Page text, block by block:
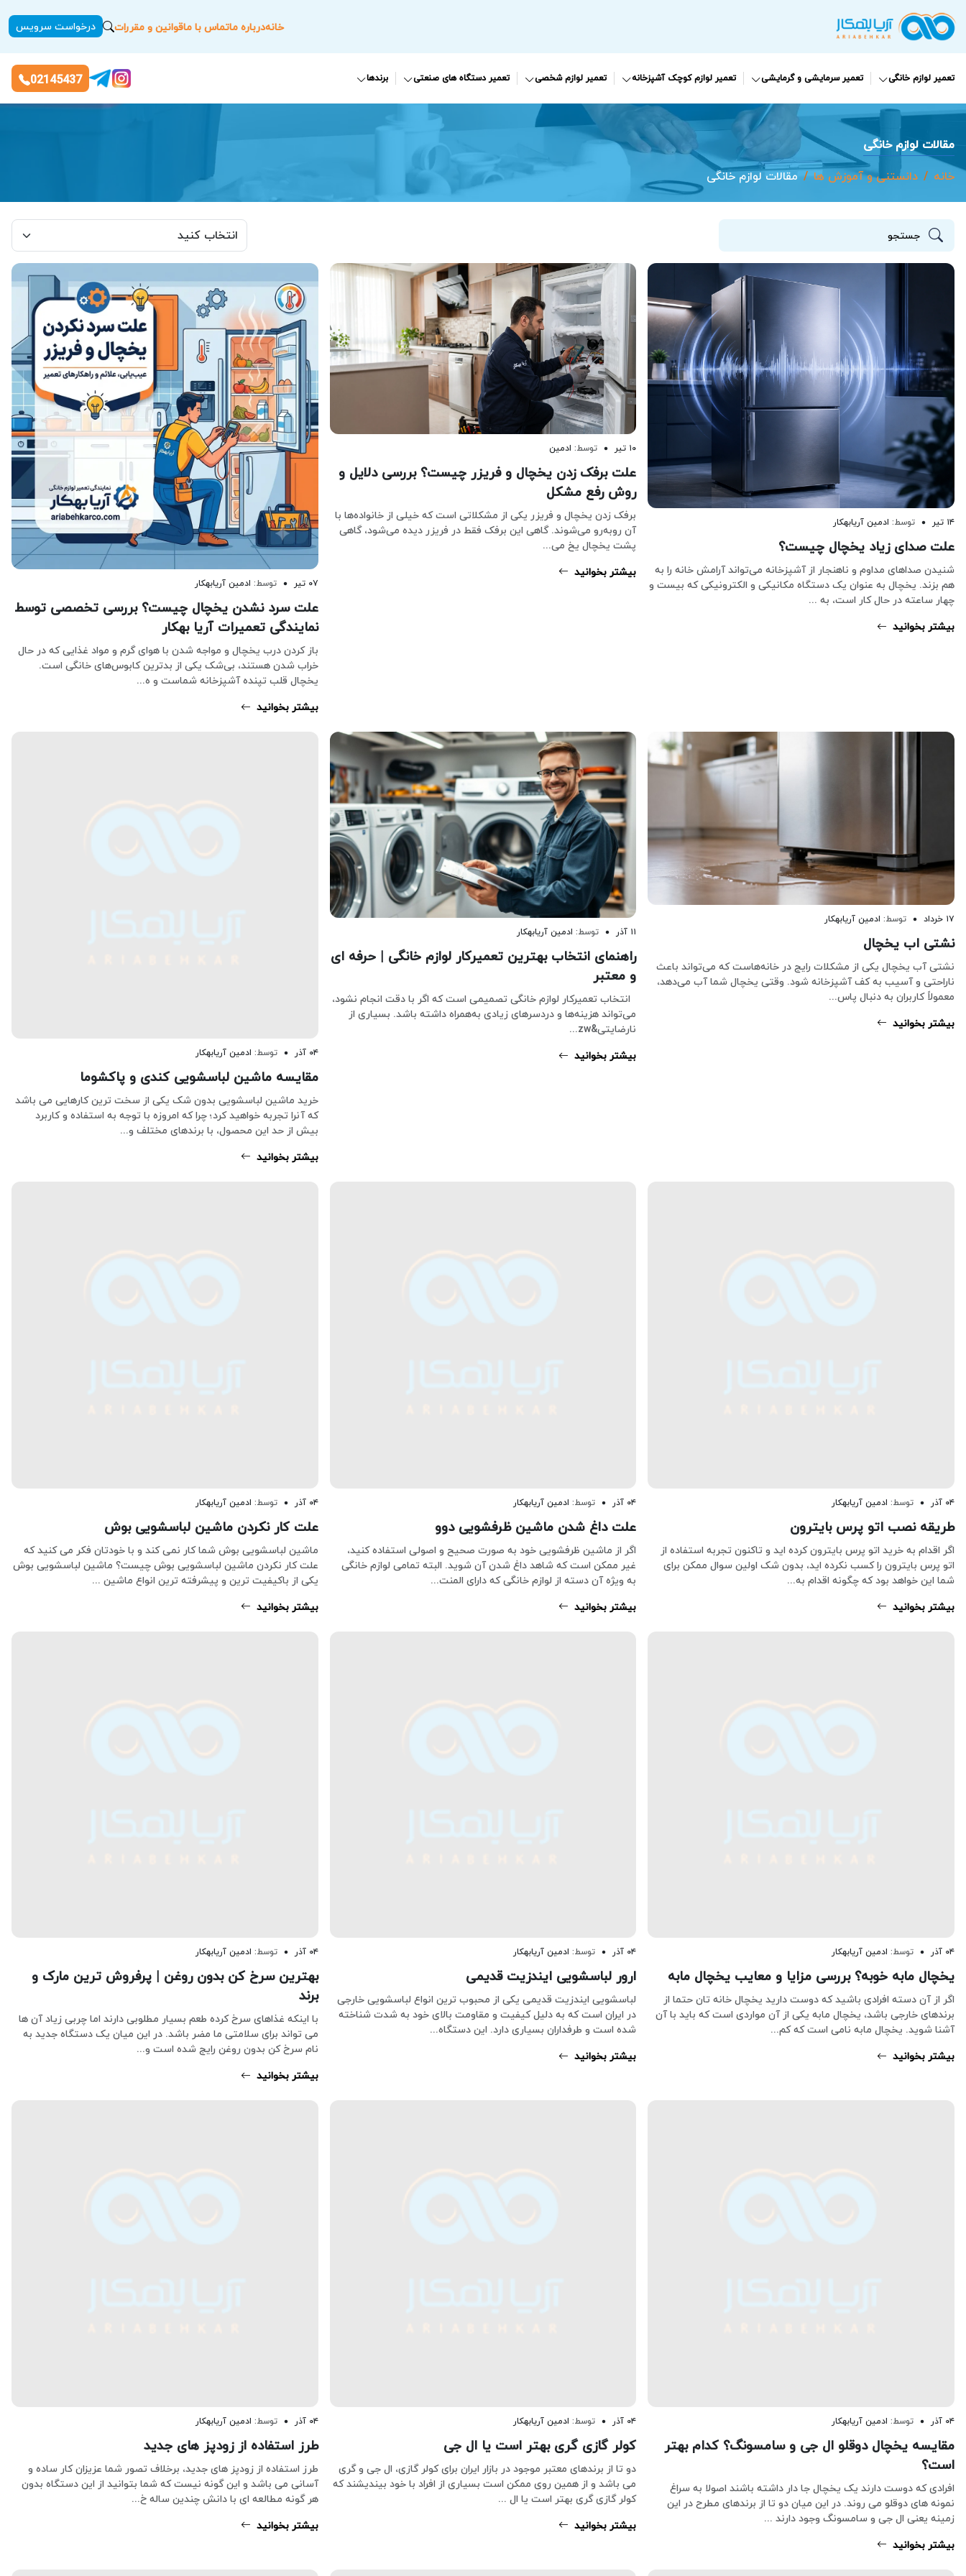
خانهدرباره ماتماس با ماقوانین و مقررات درخواست سرویس
تعمیر لوازم خانگی تعمیر سرمایشی و گرمایشی تعمیر لوازم کوچک آشپزخانه تعمیر لوازم شخصی تعمیر دستگاه های صنعتی برندها 02145437
مقالات لوازم خانگی
خانه
دانستنی و آموزش ها مقالات لوازم خانگی
جستجو
۱۴ تیر توسط: ادمین آریابهکار
علت صدای زیاد یخچال چیست؟
شنیدن صداهای مداوم و ناهنجار از آشپزخانه می‌تواند آرامش خانه را به
هم بزند. یخچال به عنوان یک دستگاه مکانیکی و الکترونیکی که بیست و
چهار ساعته در حال کار است، به ...
بیشتر بخوانید
۱۰ تیر توسط: ادمین
علت برفک زدن یخچال و فریزر چیست؟ بررسی دلایل و
روش رفع مشکل
برفک زدن یخچال و فریزر یکی از مشکلاتی است که خیلی از خانواده‌ها با
آن روبه‌رو می‌شوند. گاهی این برفک فقط در فریزر دیده می‌شود، گاهی
پشت یخچال یخ می...
بیشتر بخوانید
۰۷ تیر توسط: ادمین آریابهکار
علت سرد نشدن یخچال چیست؟ بررسی تخصصی توسط
نمایندگی تعمیرات آریا بهکار
باز کردن درب یخچال و مواجه شدن با هوای گرم و مواد غذایی که در حال
خراب شدن هستند، بی‌شک یکی از بدترین کابوس‌های خانگی است.
یخچال قلب تپنده آشپزخانه شماست و ه...
بیشتر بخوانید
۱۷ خرداد توسط: ادمین آریابهکار
نشتی اب یخچال
نشتی آب یخچال یکی از مشکلات رایج در خانه‌هاست که می‌تواند باعث
ناراحتی و آسیب به کف آشپزخانه شود. وقتی یخچال شما آب می‌دهد،
معمولاً کاربران به دنبال پاس...
بیشتر بخوانید
۱۱ آذر توسط: ادمین آریابهکار
راهنمای انتخاب بهترین تعمیرکار لوازم خانگی | حرفه ای
و معتبر
انتخاب تعمیرکار لوازم خانگی تصمیمی است که اگر با دقت انجام نشود،
می‌تواند هزینه‌ها و دردسرهای زیادی به‌همراه داشته باشد. بسیاری از
نارضایتی&zw...
بیشتر بخوانید
۰۴ آذر توسط: ادمین آریابهکار
مقایسه ماشین لباسشویی کندی و پاکشوما
خرید ماشین لباسشویی بدون شک یکی از سخت ترین کارهایی می باشد
که آنرا تجربه خواهید کرد؛ چرا که امروزه با توجه به استفاده و کاربرد
بیش از حد این محصول، با برندهای مختلف و...
بیشتر بخوانید
۰۴ آذر توسط: ادمین آریابهکار
طریقه نصب اتو پرس بایترون
اگر اقدام به خرید اتو پرس بایترون کرده اید و تاکنون تجربه استفاده از
اتو پرس بایترون را کسب نکرده اید، بدون شک اولین سوال ممکن برای
شما این خواهد بود که چگونه اقدام به...
بیشتر بخوانید
۰۴ آذر توسط: ادمین آریابهکار
علت داغ شدن ماشین ظرفشویی دوو
اگر از ماشین ظرفشویی خود به صورت صحیح و اصولی استفاده کنید،
غیر ممکن است که شاهد داغ شدن آن شوید. البته تمامی لوازم خانگی
به ویژه آن دسته از لوازم خانگی که دارای المنت...
بیشتر بخوانید
۰۴ آذر توسط: ادمین آریابهکار
علت کار نکردن ماشین لباسشویی بوش
ماشین لباسشویی بوش شما کار نمی کند و با خودتان فکر می کنید که
علت کار نکردن ماشین لباسشویی بوش چیست؟ ماشین لباسشویی بوش
یکی از باکیفیت ترین و پیشرفته ترین انواع ماشین ...
بیشتر بخوانید
۰۴ آذر توسط: ادمین آریابهکار
یخچال مابه خوبه؟ بررسی مزایا و معایب یخچال مابه
اگر از آن دسته افرادی باشید که دوست دارید یخچال خانه تان حتما از
برندهای خارجی باشد، یخچال مابه یکی از آن مواردی است که باید با آن
آشنا شوید. یخچال مابه نامی است که کم...
بیشتر بخوانید
۰۴ آذر توسط: ادمین آریابهکار
ارور لباسشویی ایندزیت قدیمی
لباسشویی ایندزیت قدیمی یکی از محبوب ترین انواع لباسشویی خارجی
در ایران است که به دلیل کیفیت و مقاومت بالای خود به شدت شناخته
شده است و طرفداران بسیاری دارد. این دستگاه...
بیشتر بخوانید
۰۴ آذر توسط: ادمین آریابهکار
بهترین سرخ کن بدون روغن | پرفروش ترین مارک و
برند
با اینکه غذاهای سرخ کرده طعم بسیار مطلوبی دارند اما چربی زیاد آن ها
می تواند برای سلامتی ما مضر باشد. در این میان یک دستگاه جدید به
نام سرخ کن بدون روغن رایج شده است و...
بیشتر بخوانید
۰۴ آذر توسط: ادمین آریابهکار
مقایسه یخچال دوقلو ال جی و سامسونگ؟ کدام بهتر
است؟
افرادی که دوست دارند یک یخچال جا دار داشته باشند اصولا به سراغ
نمونه های دوقلو می روند. در این میان دو تا از برندهای مطرح در این
زمینه یعنی ال جی و سامسونگ وجود دارند ...
بیشتر بخوانید
۰۴ آذر توسط: ادمین آریابهکار
کولر گازی گری بهتر است یا ال جی
دو تا از برندهای معتبر موجود در بازار ایران برای کولر گازی، ال جی و گری
می باشد و از همین روی ممکن است بسیاری از افراد با خود بیندیشند که
کولر گازی گری بهتر است یا ال ...
بیشتر بخوانید
۰۴ آذر توسط: ادمین آریابهکار
طرز استفاده از زودپز های جدید
طرز استفاده از زودپز های جدید، برخلاف تصور شما عزیزان کار ساده و
آسانی می باشد و این گونه نیست که شما بتوانید از این دستگاه بدون
هر گونه مطالعه ای با دانش چندین ساله خ...
بیشتر بخوانید